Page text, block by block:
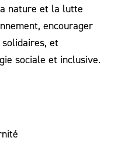
nature et la lutte
encourager
et
sociale et inclusive.